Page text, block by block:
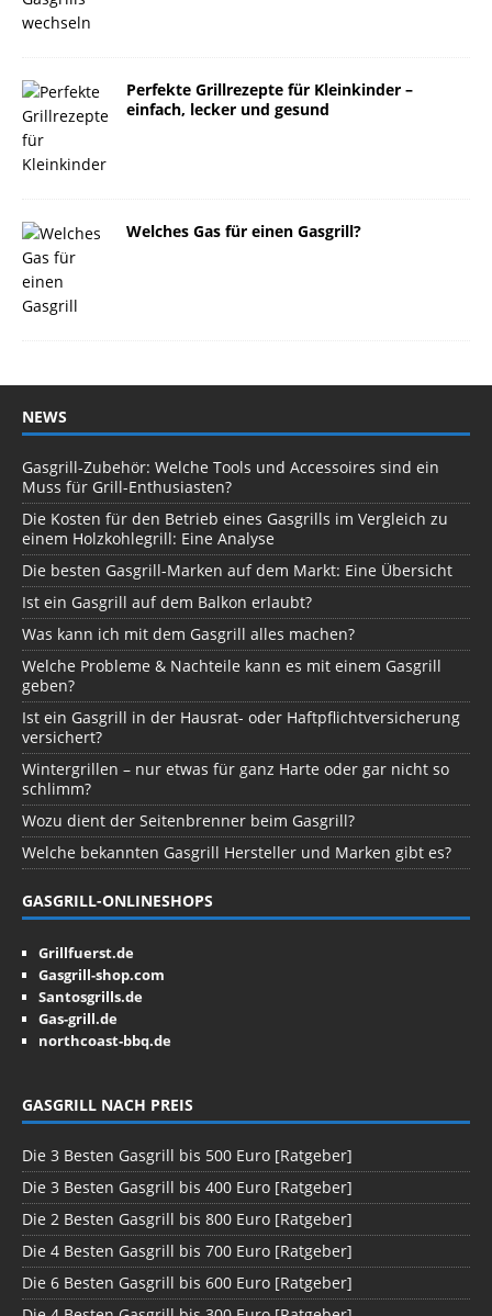
Perfekte Grillrezepte für Kleinkinder –
einfach, lecker und gesund
Welches Gas für einen Gasgrill?
NEWS
Gasgrill-Zubehör: Welche Tools und Accessoires sind ein
Muss für Grill-Enthusiasten?
Die Kosten für den Betrieb eines Gasgrills im Vergleich zu
einem Holzkohlegrill: Eine Analyse
Die besten Gasgrill-Marken auf dem Markt: Eine Übersicht
Ist ein Gasgrill auf dem Balkon erlaubt?
Was kann ich mit dem Gasgrill alles machen?
Welche Probleme & Nachteile kann es mit einem Gasgrill
geben?
Ist ein Gasgrill in der Hausrat- oder Haftpflichtversicherung
versichert?
Wintergrillen – nur etwas für ganz Harte oder gar nicht so
schlimm?
Wozu dient der Seitenbrenner beim Gasgrill?
Welche bekannten Gasgrill Hersteller und Marken gibt es?
GASGRILL-ONLINESHOPS
Grillfuerst.de
Gasgrill-shop.com
Santosgrills.de
Gas-grill.de
northcoast-bbq.de
GASGRILL NACH PREIS
Die 3 Besten Gasgrill bis 500 Euro [Ratgeber]
Die 3 Besten Gasgrill bis 400 Euro [Ratgeber]
Die 2 Besten Gasgrill bis 800 Euro [Ratgeber]
Die 4 Besten Gasgrill bis 700 Euro [Ratgeber]
Die 6 Besten Gasgrill bis 600 Euro [Ratgeber]